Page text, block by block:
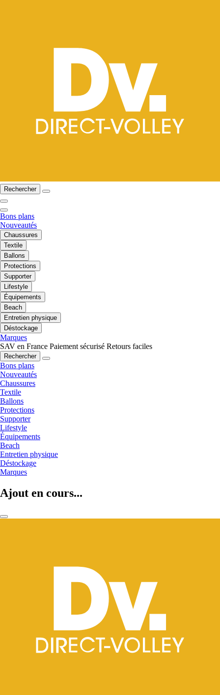
Rechercher
Bons plans
Nouveautés
Chaussures
Textile
Ballons
Protections
Supporter
Lifestyle
Équipements
Beach
Entretien physique
Déstockage
Marques
SAV en France Paiement sécurisé Retours faciles
Rechercher
Bons plans
Nouveautés
Chaussures
Textile
Ballons
Protections
Supporter
Lifestyle
Équipements
Beach
Entretien physique
Déstockage
Marques
Ajout en cours...